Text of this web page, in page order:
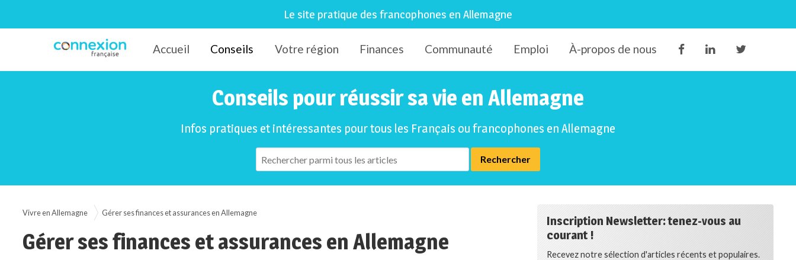
Le site pratique des francophones en Allemagne
Connexion-Française Accueil Conseils Votre région Finances Communauté Emploi À-propos de nous
Conseils pour réussir sa vie en Allemagne
Infos pratiques et intéressantes pour tous les Français ou francophones en Allemagne
Vivre en Allemagne Gérer ses finances et assurances en Allemagne
Gérer ses finances et assurances en Allemagne
Inscription Newsletter: tenez-vous au
courant !
Recevez notre sélection d'articles récents et populaires.